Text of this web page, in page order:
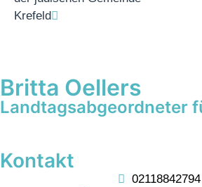
Krefeld
Britta Oellers
Landtagsabgeordneter
Kontakt
02118842794